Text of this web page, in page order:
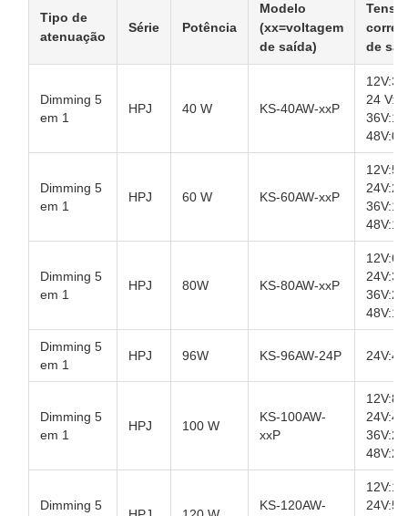
Tipo de
atenuação
Série Potência
Modelo
(xx=voltagem
de saída)
de
Dimming 5
em 1
HPJ 40 W KS-40AW-xxP
24
Dimming 5
em 1
HPJ 60 W KS-60AW-xxP
Dimming 5
em 1
HPJ 80W KS-80AW-xxP
Dimming 5
em 1
HPJ 96W KS-96AW-24P 24V:4A
Dimming 5
em 1
HPJ 100 W
KS-100AW-
xxP
Dimming 5 KS-120AW-